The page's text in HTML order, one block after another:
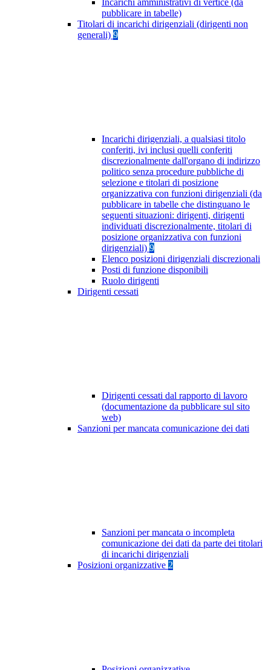
Incarichi amministrativi di vertice (da
pubblicare in tabelle)
Titolari di incarichi dirigenziali (dirigenti non
generali) 9
Incarichi dirigenziali, a qualsiasi titolo
conferiti, ivi inclusi quelli conferiti
discrezionalmente dall'organo di indirizzo
politico senza procedure pubbliche di
selezione e titolari di posizione
organizzativa con funzioni dirigenziali (da
pubblicare in tabelle che distinguano le
seguenti situazioni: dirigenti, dirigenti
individuati discrezionalmente, titolari di
posizione organizzativa con funzioni
dirigenziali) 9
Elenco posizioni dirigenziali discrezionali
Posti di funzione disponibili
Ruolo dirigenti
Dirigenti cessati
Dirigenti cessati dal rapporto di lavoro
(documentazione da pubblicare sul sito
web)
Sanzioni per mancata comunicazione dei dati
Sanzioni per mancata o incompleta
comunicazione dei dati da parte dei titolari
di incarichi dirigenziali
Posizioni organizzative 2